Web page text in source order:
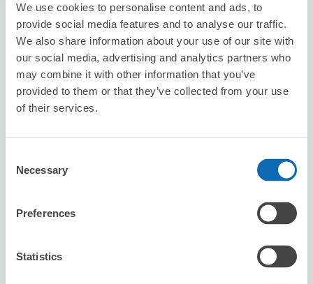
We use cookies to personalise content and ads, to
provide social media features and to analyse our traffic.
We also share information about your use of our site with
our social media, advertising and analytics partners who
may combine it with other information that you’ve
provided to them or that they’ve collected from your use
of their services.
Selection
Necessary
Preferences
Statistics
この店舗を予約する
セブン－イレブン吉川駅北口
本日の営業時間:
スーツケースサイズ